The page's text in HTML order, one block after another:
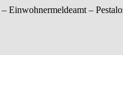
– Einwohnermeldeamt –